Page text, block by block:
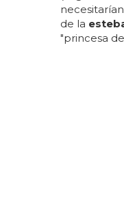
de la
"princesa